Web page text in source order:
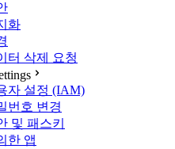
화
터 삭제 요청
자 설정 (IAM)
번호 변경
및 패스키
한 앱